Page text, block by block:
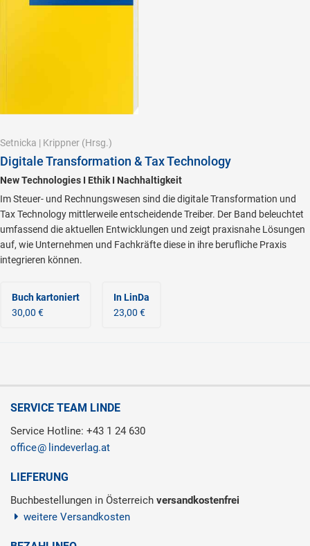
Setnicka | Krippner (Hrsg.)
Digitale Transformation & Tax Technology
New Technologies I Ethik I Nachhaltigkeit
Im Steuer- und Rechnungswesen sind die digitale Transformation und
Tax Technology mittlerweile entscheidende Treiber. Der Band beleuchtet
umfassend die aktuellen Entwicklungen und zeigt praxisnahe Lösungen
auf, wie Unternehmen und Fachkräfte diese in ihre berufliche Praxis
integrieren können.
Buch kartoniert
30,00 €
In LinDa
23,00 €
SERVICE TEAM LINDE
Service Hotline: +43 1 24 630
office
lindeverlag.at
LIEFERUNG
Buchbestellungen in Österreich versandkostenfrei
weitere Versandkosten